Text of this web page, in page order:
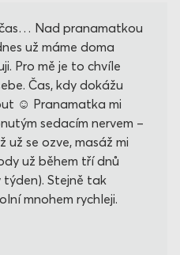
čas… Nad pranamatkou
už máme doma
Pro mě je to chvíle
Čas, kdy dokážu
☺️ Pranamatka mi
sedacím nervem –
už se ozve, masáž mi
už během tří dnů
Stejně tak
mnohem rychleji.